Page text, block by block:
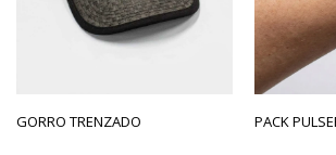
GORRO TRENZADO PACK